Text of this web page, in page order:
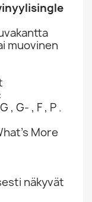
muovinen
, G- , F , P .
More
näkyvät